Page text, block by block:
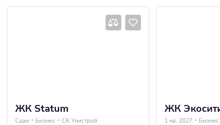
ЖК Statum
Сдан Бизнес СК Унистрой
ЖК
1 кв. 2027 Бизнес